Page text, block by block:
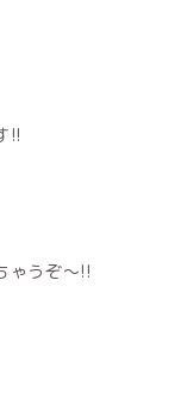
!!
ゃうぞ〜!!